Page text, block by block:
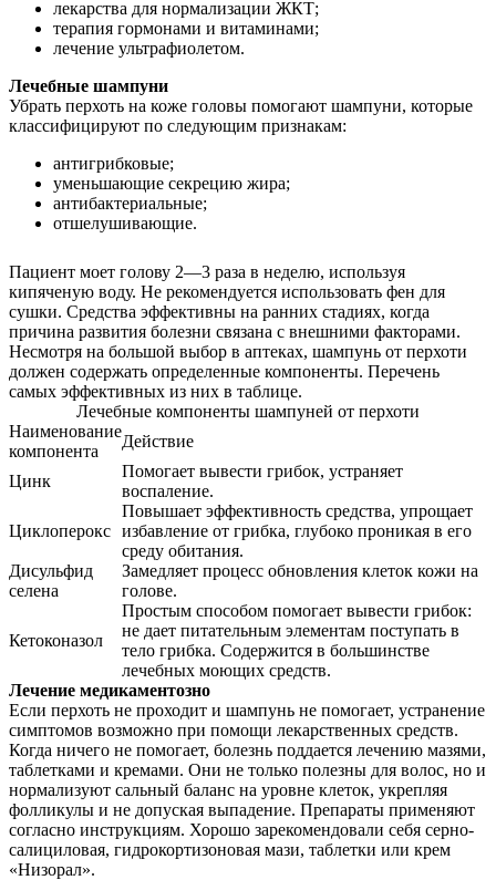
лекарства для нормализации ЖКТ;
терапия гормонами и витаминами;
лечение ультрафиолетом.
Лечебные шампуни
Убрать перхоть на коже головы помогают шампуни, которые
классифицируют по следующим признакам:
антигрибковые;
уменьшающие секрецию жира;
антибактериальные;
отшелушивающие.
Пациент моет голову 2—3 раза в неделю, используя
кипяченую воду. Не рекомендуется использовать фен для
сушки. Средства эффективны на ранних стадиях, когда
причина развития болезни связана с внешними факторами.
Несмотря на большой выбор в аптеках, шампунь от перхоти
должен содержать определенные компоненты. Перечень
самых эффективных из них в таблице.
Лечебные компоненты шампуней от перхоти
Наименование
компонента
Действие
Цинк
Помогает вывести грибок, устраняет
воспаление.
Циклоперокс
Повышает эффективность средства, упрощает
избавление от грибка, глубоко проникая в его
среду обитания.
Дисульфид
селена
Замедляет процесс обновления клеток кожи на
голове.
Кетоконазол
Простым способом помогает вывести грибок:
не дает питательным элементам поступать в
тело грибка. Содержится в большинстве
лечебных моющих средств.
Лечение медикаментозно
Если перхоть не проходит и шампунь не помогает, устранение
симптомов возможно при помощи лекарственных средств.
Когда ничего не помогает, болезнь поддается лечению мазями,
таблетками и кремами. Они не только полезны для волос, но и
нормализуют сальный баланс на уровне клеток, укрепляя
фолликулы и не допуская выпадение. Препараты применяют
согласно инструкциям. Хорошо зарекомендовали себя серно-
салициловая, гидрокортизоновая мази, таблетки или крем
«Низорал».